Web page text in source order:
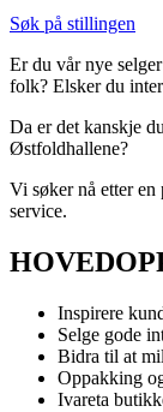
Finn frem
Søk på stillingen
Er du vår nye
folk? Elsker du
Da er det kanskje
Østfoldhallene?
Vi søker nå etter en
service.
Inspirere
Selge gode
Bidra til at
Oppakking
Ivareta